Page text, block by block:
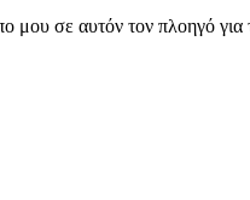
μου σε αυτόν τον πλοηγό